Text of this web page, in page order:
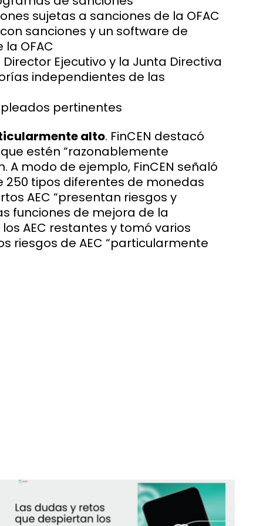
sujetas a sanciones de la OFAC
sanciones y un software de
OFAC
Ejecutivo y la Junta Directiva
independientes de las
pertinentes
alto. FinCEN destacó
estén “razonablemente
modo de ejemplo, FinCEN señaló
tipos diferentes de monedas
AEC “presentan riesgos y
funciones de mejora de la
AEC restantes y tomó varios
riesgos de AEC “particularmente